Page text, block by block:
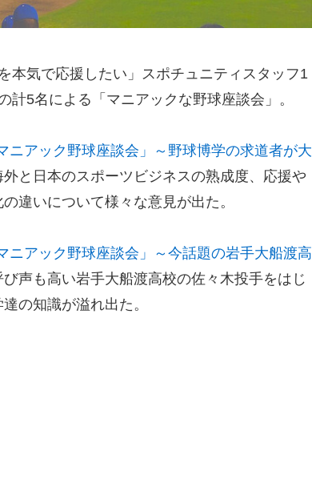
本気で応援したい」スポチュニティスタッフ1
5名による「マニアックな野球座談会」。
ニアック野球座談会」～野球博学の求道者が大
と日本のスポーツビジネスの熟成度、応援や
違いについて様々な意見が出た。
ニアック野球座談会」～今話題の岩手大船渡高
声も高い岩手大船渡高校の佐々木投手をはじ
の知識が溢れ出た。